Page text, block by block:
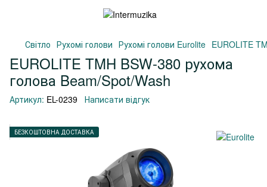
Світло Рухомі голови Рухомі голови Eurolite EUROLITE
EUROLITE TMH BSW-380 рухома
голова Beam/Spot/Wash
Артикул: EL-0239 Написати відгук
БЕЗКОШТОВНА ДОСТАВКА